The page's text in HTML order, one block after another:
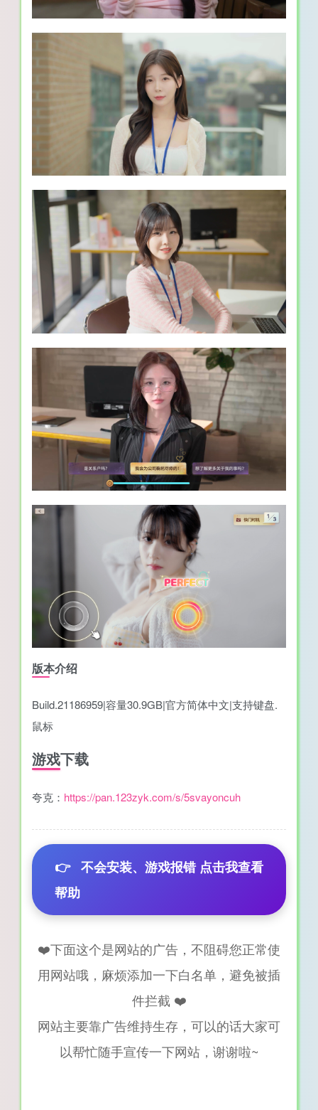
版本介绍
Build.21186959|容量30.9GB|官方简体中文|支持键盘.
鼠标
游戏下载
夸克： https://pan.123zyk.com/s/5svayoncuh
👉 不会安装、游戏报错 点击我查看
帮助
❤️下面这个是网站的广告，不阻碍您正常使
用网站哦，麻烦添加一下白名单，避免被插
件拦截 ❤️
网站主要靠广告维持生存，可以的话大家可
以帮忙随手宣传一下网站，谢谢啦~